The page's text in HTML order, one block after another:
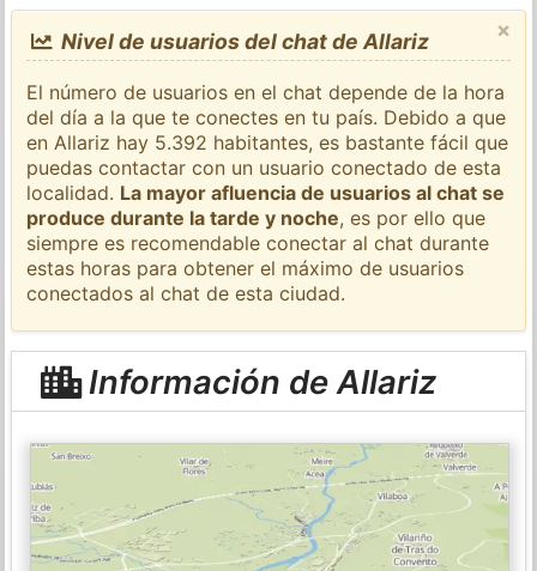
×
Nivel de usuarios del chat de Allariz
El número de usuarios en el chat depende de la hora
del día a la que te conectes en tu país. Debido a que
en Allariz hay 5.392 habitantes, es bastante fácil que
puedas contactar con un usuario conectado de esta
localidad. La mayor afluencia de usuarios al chat se
produce durante la tarde y noche, es por ello que
siempre es recomendable conectar al chat durante
estas horas para obtener el máximo de usuarios
conectados al chat de esta ciudad.
Información de Allariz